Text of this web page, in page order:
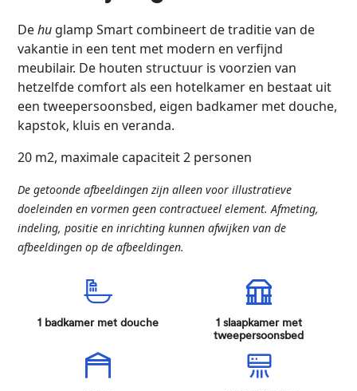
Dehu glamp Smart combineert de traditie van de
vakantie in een tent met modern en verfijnd
meubilair. De houten structuur is voorzien van
hetzelfde comfort als een hotelkamer en bestaat uit
een tweepersoonsbed, eigen badkamer met douche,
kapstok, kluis en veranda.
20 m2, maximale capaciteit 2 personen
De getoonde afbeeldingen zijn alleen voor illustratieve
doeleinden en vormen geen contractueel element. Afmeting,
indeling, positie en inrichting kunnen afwijken van de
afbeeldingen op de afbeeldingen.
1 badkamer met douche
1 slaapkamer met
tweepersoonsbed